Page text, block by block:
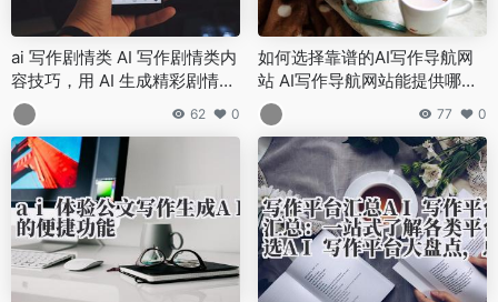
ai 写作剧情类 AI 写作剧情类内
容技巧，用 AI 生成精彩剧情的
方法
62 0
如何选择靠谱的AI写作导航网
站 AI写作导航网站能提供哪些
服务
77 0